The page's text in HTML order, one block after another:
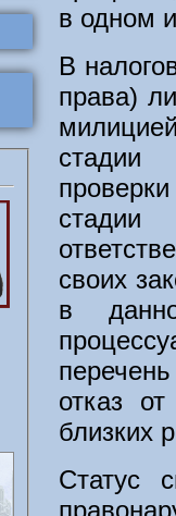
в одном
В
права)
стадии
стадии
своих
в
отказ
близких
Статус